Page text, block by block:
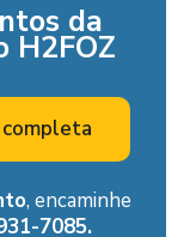
da
H2FOZ
, encaminhe
7085.